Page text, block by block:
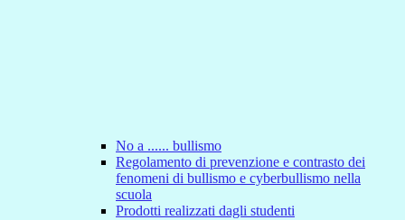
No a ...... bullismo
Regolamento di prevenzione e contrasto dei
fenomeni di bullismo e cyberbullismo nella
scuola
Prodotti realizzati dagli studenti